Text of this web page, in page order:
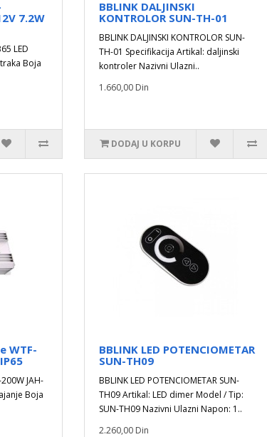
7.2W
LED
Boja
BBLINK DALJINSKI
KONTROLOR SUN-TH-01
BBLINK DALJINSKI KONTROLOR SUN-
TH-01 Specifikacija Artikal: daljinski
kontroler Nazivni Ulazni..
1.660,00 Din
DODAJ U KORPU
WTF-
JAH-
Boja
BBLINK LED POTENCIOMETAR
SUN-TH09
BBLINK LED POTENCIOMETAR SUN-
TH09 Artikal: LED dimer Model / Tip:
SUN-TH09 Nazivni Ulazni Napon: 1..
2.260,00 Din